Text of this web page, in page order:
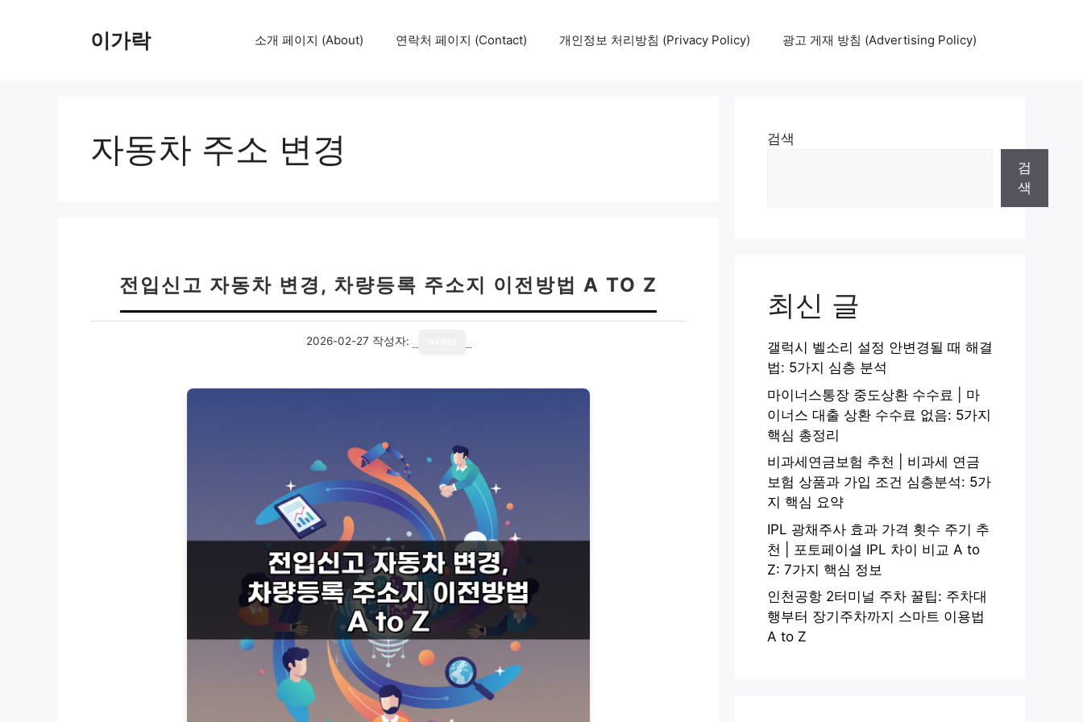
이가락 소개 페이지 (About) 연락처 페이지 (Contact) 개인정보 처리방침 (Privacy Policy) 광고 게재 방침 (Advertising Policy)
자동차 주소 변경
전입신고 자동차 변경, 차량등록 주소지 이전방법 A TO Z
2026-02-27 작성자:
검색
검
색
최신 글
갤럭시 벨소리 설정 안변경될 때 해결
법: 5가지 심층 분석
마이너스통장 중도상환 수수료 | 마
이너스 대출 상환 수수료 없음: 5가지
핵심 총정리
비과세연금보험 추천 | 비과세 연금
보험 상품과 가입 조건 심층분석: 5가
지 핵심 요약
IPL 광채주사 효과 가격 횟수 주기 추
천 | 포토페이셜 IPL 차이 비교 A to
Z: 7가지 핵심 정보
인천공항 2터미널 주차 꿀팁: 주차대
행부터 장기주차까지 스마트 이용법
A to Z